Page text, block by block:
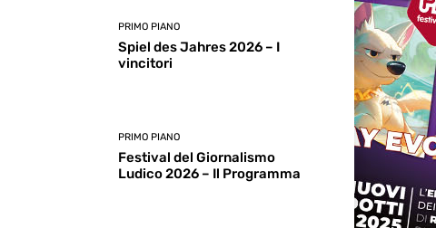
PRIMO PIANO
Spiel des Jahres 2026 – I
vincitori
PRIMO PIANO
Festival del Giornalismo
Ludico 2026 – Il Programma